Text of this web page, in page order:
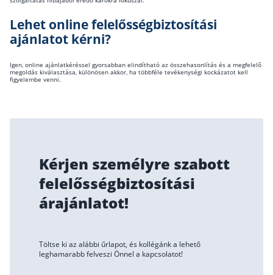
Lehet online felelősségbiztosítási
ajánlatot kérni?
Igen, online ajánlatkéréssel gyorsabban elindítható az összehasonlítás és a megfelelő
megoldás kiválasztása, különösen akkor, ha többféle tevékenységi kockázatot kell
figyelembe venni.
Kérjen személyre szabott
felelősségbiztosítási
árajánlatot!
Töltse ki az alábbi űrlapot, és kollégánk a lehető
leghamarabb felveszi Önnel a kapcsolatot!